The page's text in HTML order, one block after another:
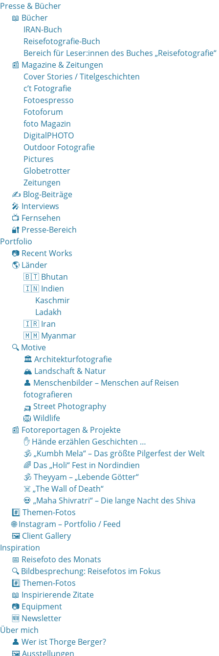
Presse & Bücher
📖 Bücher
IRAN-Buch
Reisefotografie-Buch
Bereich für Leser:innen des Buches „Reisefotografie“
📰 Magazine & Zeitungen
Cover Stories / Titelgeschichten
c’t Fotografie
Fotoespresso
Fotoforum
foto Magazin
DigitalPHOTO
Outdoor Fotografie
Pictures
Globetrotter
Zeitungen
✍️ Blog-Beiträge
🎤 Interviews
📺 Fernsehen
🔐 Presse-Bereich
Portfolio
📷 Recent Works
🌎 Länder
🇧🇹 Bhutan
🇮🇳 Indien
Kaschmir
Ladakh
🇮🇷 Iran
🇲🇲 Myanmar
🔍 Motive
🏛 Architekturfotografie
🏔 Landschaft & Natur
👤 Menschenbilder – Menschen auf Reisen
fotografieren
🛺 Street Photography
🦁 Wildlife
📰 Fotoreportagen & Projekte
✋ Hände erzählen Geschichten …
🕉 „Kumbh Mela“ – Das größte Pilgerfest der Welt
🌈 Das „Holi“ Fest in Nordindien
🕉 Theyyam – „Lebende Götter“
☠️ „The Wall of Death“
💀 „Maha Shivratri“ – Die lange Nacht des Shiva
#️⃣ Themen-Fotos
🌐 Instagram – Portfolio / Feed
🖼 Client Gallery
Inspiration
📅 Reisefoto des Monats
🔍 Bildbesprechung: Reisefotos im Fokus
#️⃣ Themen-Fotos
📖 Inspirierende Zitate
📷 Equipment
🆕 Newsletter
Über mich
👤 Wer ist Thorge Berger?
🖼 Ausstellungen